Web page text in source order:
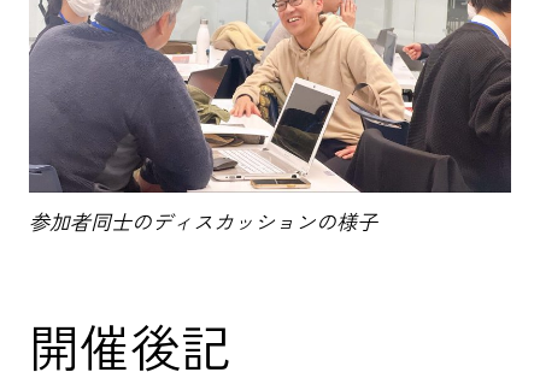
参加者同士のディスカッションの様子
開催後記